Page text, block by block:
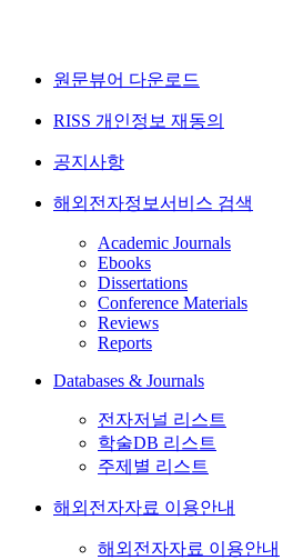
원문뷰어 다운로드
RISS 개인정보 재동의
공지사항
해외전자정보서비스 검색
Academic Journals
Ebooks
Dissertations
Conference Materials
Reviews
Reports
Databases & Journals
전자저널 리스트
학술DB 리스트
주제별 리스트
해외전자자료 이용안내
해외전자자료 이용안내